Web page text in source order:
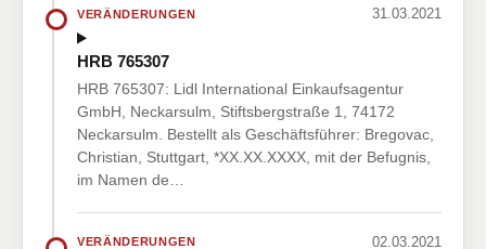
VERÄNDERUNGEN 31.03.2021
HRB 765307
HRB 765307: Lidl International Einkaufsagentur
GmbH, Neckarsulm, Stiftsbergstraße 1, 74172
Neckarsulm. Bestellt als Geschäftsführer: Bregovac,
Christian, Stuttgart, *XX.XX.XXXX, mit der Befugnis,
im Namen de…
VERÄNDERUNGEN 02.03.2021